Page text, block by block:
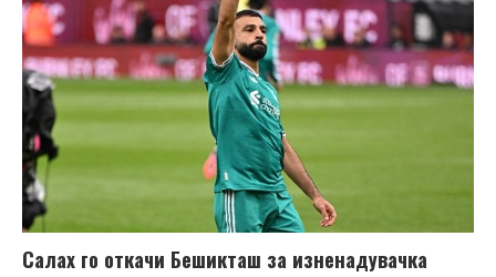
Салах го откачи Бешикташ за изненадувачка